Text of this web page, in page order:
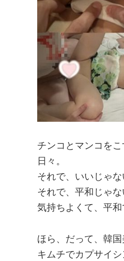
チンコとマンコを
日々。
それで、いいじゃな
それで、平和じゃな
気持ちよくて、平
ほら、だって、韓
キムチでカプサイ